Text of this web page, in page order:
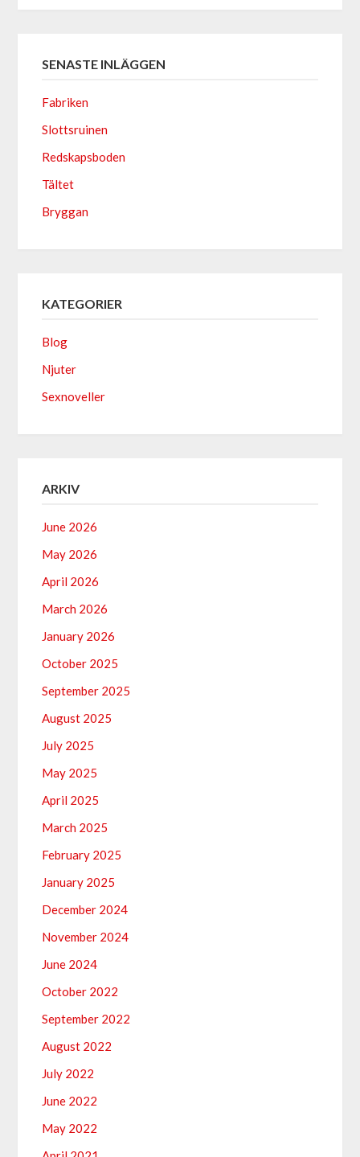
SENASTE INLÄGGEN
Fabriken
Slottsruinen
Redskapsboden
Tältet
Bryggan
KATEGORIER
Blog
Njuter
Sexnoveller
ARKIV
June 2026
May 2026
April 2026
March 2026
January 2026
October 2025
September 2025
August 2025
July 2025
May 2025
April 2025
March 2025
February 2025
January 2025
December 2024
November 2024
June 2024
October 2022
September 2022
August 2022
July 2022
June 2022
May 2022